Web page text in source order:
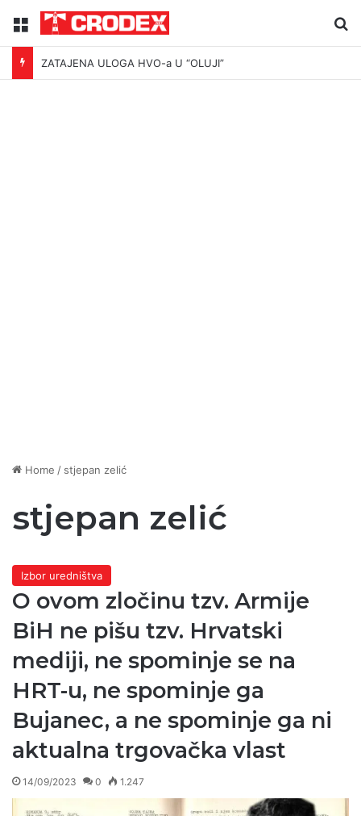
Menu
ZATAJENA ULOGA HVO-a U “OLUJI”
Home / stjepan zelić
stjepan zelić
Izbor uredništva
O ovom zločinu tzv. Armije
BiH ne pišu tzv. Hrvatski
mediji, ne spominje se na
HRT-u, ne spominje ga
Bujanec, a ne spominje ga ni
aktualna trgovačka vlast
14/09/2023 0 1.247